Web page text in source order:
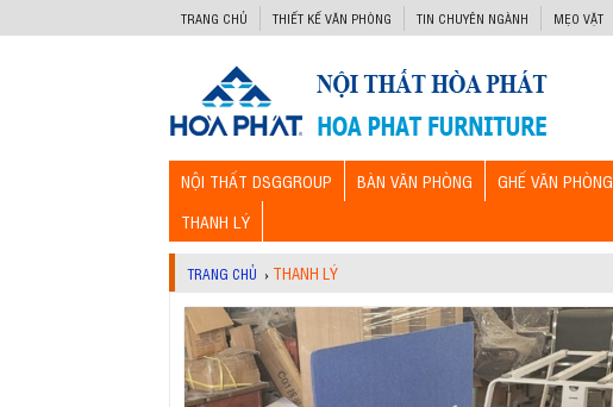
TRANG CHỦ THIẾT KẾ VĂN PHÒNG TIN CHUYÊN NGÀNH MẸO VẶT
NỘI THẤT DSGGROUP BÀN VĂN PHÒNG GHẾ VĂN PHÒNG
THANH LÝ
TRANG CHỦ › THANH LÝ